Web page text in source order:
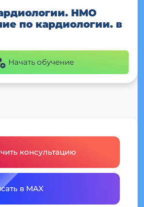
НМО
по кардиологии. в
Начать обучение
консультацию
в MAX